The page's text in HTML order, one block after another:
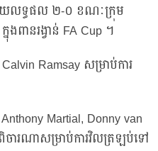
ោយលទ្ធផល ២-០ ខណៈក្រុម
ានរង្វាន់ FA Cup ។
Ramsay សម្រាប់ការ
Martial, Donny van
ចារណាសម្រាប់ការវិលត្រឡប់ទៅ